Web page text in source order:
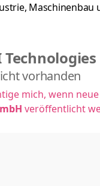
Maschinenbau
vorhanden
mich, wenn neue
veröffentlicht